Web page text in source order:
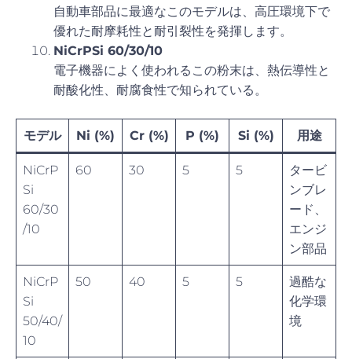
自動車部品に最適なこのモデルは、高圧環境下で
優れた耐摩耗性と耐引裂性を発揮します。
NiCrPSi 60/30/10
電子機器によく使われるこの粉末は、熱伝導性と
耐酸化性、耐腐食性で知られている。
モデル Ni (%) Cr (%) P (%) Si (%) 用途
NiCrP
Si
60/30
/10
60 30 5 5
タービ
ンブレ
ード、
エンジ
ン部品
NiCrP
Si
50/40/
10
50 40 5 5
過酷な
化学環
境